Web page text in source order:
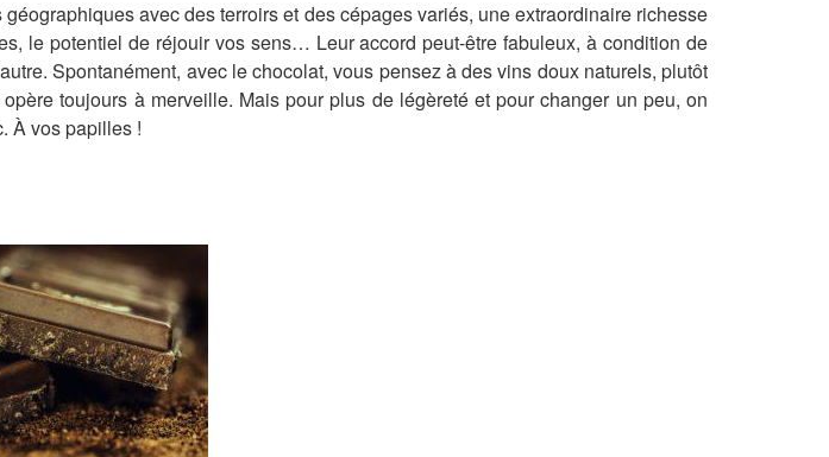
avec des terroirs et des cépages variés, une extraordinaire richesse
le potentiel de réjouir vos sens… Leur accord peut-être fabuleux, à condition de
Spontanément, avec le chocolat, vous pensez à des vins doux naturels, plutôt
toujours à merveille. Mais pour plus de légèreté et pour changer un peu, on
À vos papilles !